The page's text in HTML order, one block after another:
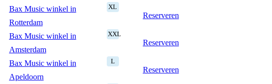
Bax Music winkel in
Rotterdam
XL
Reserveren
Bax Music winkel in
Amsterdam
XXL
Reserveren
Bax Music winkel in
Apeldoorn
L
Reserveren